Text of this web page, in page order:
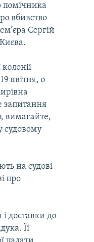
помічника
вбивство
Сергій
квітня, о
запитання
вимагайте,
судовому
на судові
про
доставки до
Її